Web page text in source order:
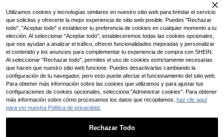
Utilizamos cookies y tecnologías similares en nuestro sitio web para brindar el servicio
que solicitas y ofrecerte la mejor experiencia de sitio web posible. Puedes "Rechazar
todo", "Aceptar todo" o establecer tu preferencia de cookies en cualquier momento a tu
elección. Al seleccionar "Aceptar todo", estableceremos todas las cookies opcionales,
que nos ayudan a analizar el tráfico, ofrecer funcionalidades mejoradas y personalizar
el contenido y los anuncios para complementar tu experiencia de compra con SHEIN.
Al seleccionar "Rechazar todo", permites el uso de cookies estrictamente necesarias
que hacen que nuestro sitio web funcione. Puedes desactivarlas cambiando la
configuración de tu navegador, pero esto puede afectar el funcionamiento del sitio web.
Para obtener más información sobre las cookies que utilizamos y para ajustar tus
configuraciones de cookies opcionales, selecciona "Administrar cookies". Para obtener
más información sobre cómo procesamos los datos que recopilamos, haz clic aquí
para ver nuestra Política de privacidad.
Rechazar Todo